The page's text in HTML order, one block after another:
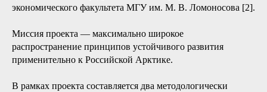
экономического факультета МГУ им. М. В. Ломоносова [2].
Миссия проекта — максимально широкое
распространение принципов устойчивого развития
применительно к Российской Арктике.
В рамках проекта составляется два методологически